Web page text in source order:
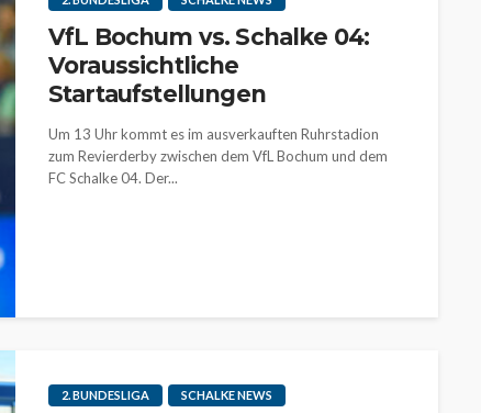
VfL Bochum vs. Schalke 04:
Voraussichtliche
Startaufstellungen
Um 13 Uhr kommt es im ausverkauften Ruhrstadion
zum Revierderby zwischen dem VfL Bochum und dem
FC Schalke 04. Der...
2. BUNDESLIGA SCHALKE NEWS